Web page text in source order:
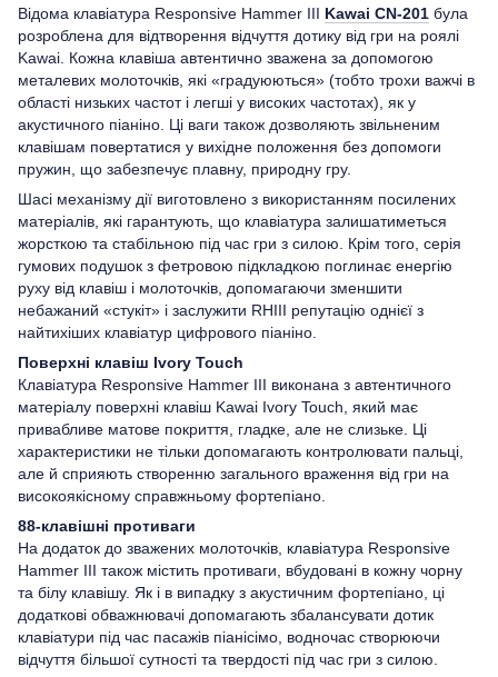
Відома клавіатура Responsive Hammer III Kawai CN-201 була
розроблена для відтворення відчуття дотику від гри на роялі
Kawai. Кожна клавіша автентично зважена за допомогою
металевих молоточків, які «градуюються» (тобто трохи важчі в
області низьких частот і легші у високих частотах), як у
акустичного піаніно. Ці ваги також дозволяють звільненим
клавішам повертатися у вихідне положення без допомоги
пружин, що забезпечує плавну, природну гру.
Шасі механізму дії виготовлено з використанням посилених
матеріалів, які гарантують, що клавіатура залишатиметься
жорсткою та стабільною під час гри з силою. Крім того, серія
гумових подушок з фетровою підкладкою поглинає енергію
руху від клавіш і молоточків, допомагаючи зменшити
небажаний «стукіт» і заслужити RHIII репутацію однієї з
найтихіших клавіатур цифрового піаніно.
Поверхні клавіш Ivory Touch
Клавіатура Responsive Hammer III виконана з автентичного
матеріалу поверхні клавіш Kawai Ivory Touch, який має
привабливе матове покриття, гладке, але не слизьке. Ці
характеристики не тільки допомагають контролювати пальці,
але й сприяють створенню загального враження від гри на
високоякісному справжньому фортепіано.
88-клавішні противаги
На додаток до зважених молоточків, клавіатура Responsive
Hammer III також містить противаги, вбудовані в кожну чорну
та білу клавішу. Як і в випадку з акустичним фортепіано, ці
додаткові обважнювачі допомагають збалансувати дотик
клавіатури під час пасажів піанісімо, водночас створюючи
відчуття більшої сутності та твердості під час гри з силою.